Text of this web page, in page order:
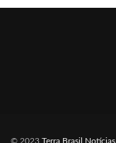
© 2023 Terra Brasil Notícias